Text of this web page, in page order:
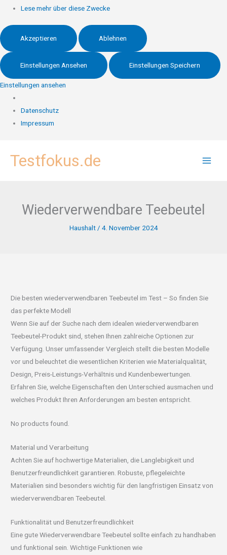
Lese mehr über diese Zwecke
Akzeptieren Ablehnen
Einstellungen Ansehen Einstellungen Speichern
Einstellungen ansehen
Datenschutz
Impressum
InhaltTestfokus.de
Wiederverwendbare Teebeutel
Haushalt/ 4. November 2024
Die besten wiederverwendbaren Teebeutel im Test – So finden Sie
das perfekte Modell
Wenn Sie auf der Suche nach dem idealen wiederverwendbaren
Teebeutel-Produkt sind, stehen Ihnen zahlreiche Optionen zur
Verfügung. Unser umfassender Vergleich stellt die besten Modelle
vor und beleuchtet die wesentlichen Kriterien wie Materialqualität,
Design, Preis-Leistungs-Verhältnis und Kundenbewertungen.
Erfahren Sie, welche Eigenschaften den Unterschied ausmachen und
welches Produkt Ihren Anforderungen am besten entspricht.
No products found.
Material und Verarbeitung
Achten Sie auf hochwertige Materialien, die Langlebigkeit und
Benutzerfreundlichkeit garantieren. Robuste, pflegeleichte
Materialien sind besonders wichtig für den langfristigen Einsatz von
wiederverwendbaren Teebeutel.
Funktionalität und Benutzerfreundlichkeit
Eine gute Wiederverwendbare Teebeutel sollte einfach zu handhaben
und funktional sein. Wichtige Funktionen wie